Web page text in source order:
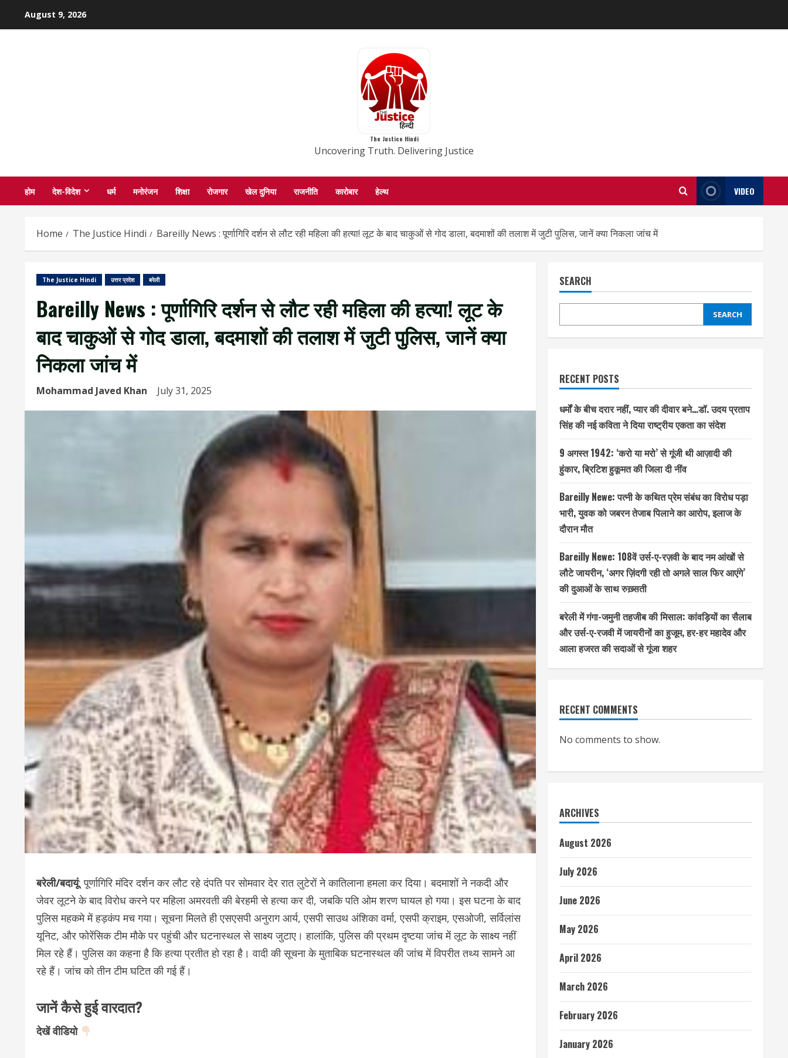
August 9, 2026
The Justice Hindi
Uncovering Truth. Delivering Justice
होम देश-विदेश धर्म मनोरंजन शिक्षा रोजगार खेल दुनिया राजनीति कारोबार हेल्थ VIDEO
Home The Justice Hindi Bareilly News : पूर्णागिरि दर्शन से लौट रही महिला की हत्या! लूट के बाद चाकुओं से गोद डाला, बदमाशों की तलाश में जुटी पुलिस, जानें क्या निकला जांच में
The Justice Hindi उत्तर प्रदेश बरेली
Bareilly News : पूर्णागिरि दर्शन से लौट रही महिला की हत्या! लूट के
बाद चाकुओं से गोद डाला, बदमाशों की तलाश में जुटी पुलिस, जानें क्या
निकला जांच में
Mohammad Javed Khan July 31, 2025
बरेली/बदायूं: पूर्णागिरि मंदिर दर्शन कर लौट रहे दंपति पर सोमवार देर रात लुटेरों ने कातिलाना हमला कर दिया। बदमाशों ने नकदी और
जेवर लूटने के बाद विरोध करने पर महिला अमरवती की बेरहमी से हत्या कर दी, जबकि पति ओम शरण घायल हो गया। इस घटना के बाद
पुलिस महकमे में हड़कंप मच गया। सूचना मिलते ही एसएसपी अनुराग आर्य, एसपी साउथ अंशिका वर्मा, एसपी क्राइम, एसओजी, सर्विलांस
यूनिट, और फोरेंसिक टीम मौके पर पहुंची और घटनास्थल से साक्ष्य जुटाए। हालांकि, पुलिस की प्रथम दृष्टया जांच में लूट के साक्ष्य नहीं
मिल रहे हैं। पुलिस का कहना है कि हत्या प्रतीत हो रहा है। वादी की सूचना के मुताबिक घटनास्थल की जांच में विपरीत तथ्य सामने आ
रहे हैं। जांच को तीन टीम घटित की गई हैं।
जानें कैसे हुई वारदात?
देखें वीडियो
SEARCH
SEARCH
RECENT POSTS
धर्मों के बीच दरार नहीं, प्यार की दीवार बने…डॉ. उदय प्रताप
सिंह की नई कविता ने दिया राष्ट्रीय एकता का संदेश
9 अगस्त 1942: ‘करो या मरो’ से गूंजी थी आज़ादी की
हुंकार, ब्रिटिश हुकूमत की जिला दी नींव
Bareilly Newe: पत्नी के कथित प्रेम संबंध का विरोध पड़ा
भारी, युवक को जबरन तेजाब पिलाने का आरोप, इलाज के
दौरान मौत
Bareilly Newe: 108वें उर्स-ए-रज़वी के बाद नम आंखों से
लौटे जायरीन, ‘अगर ज़िंदगी रही तो अगले साल फिर आएंगे’
की दुआओं के साथ रुख़्सती
बरेली में गंगा-जमुनी तहजीब की मिसाल: कांवड़ियों का सैलाब
और उर्स-ए-रजवी में जायरीनों का हुजूम, हर-हर महादेव और
आला हजरत की सदाओं से गूंजा शहर
RECENT COMMENTS
No comments to show.
ARCHIVES
August 2026
July 2026
June 2026
May 2026
April 2026
March 2026
February 2026
January 2026